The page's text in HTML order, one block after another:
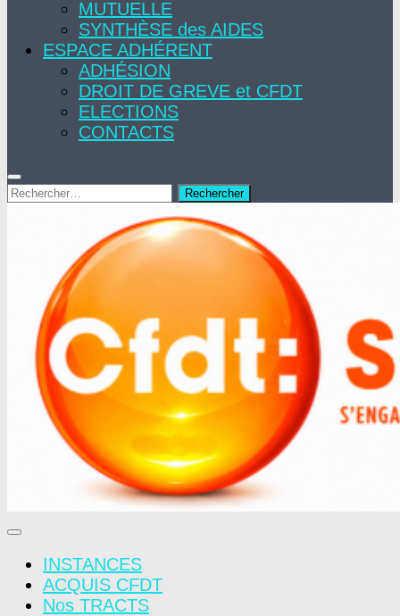
MUTUELLE
SYNTHÈSE des AIDES
ESPACE ADHÉRENT
ADHÉSION
DROIT DE GREVE et CFDT
ELECTIONS
CONTACTS
Rechercher :
INSTANCES
ACQUIS CFDT
Nos TRACTS